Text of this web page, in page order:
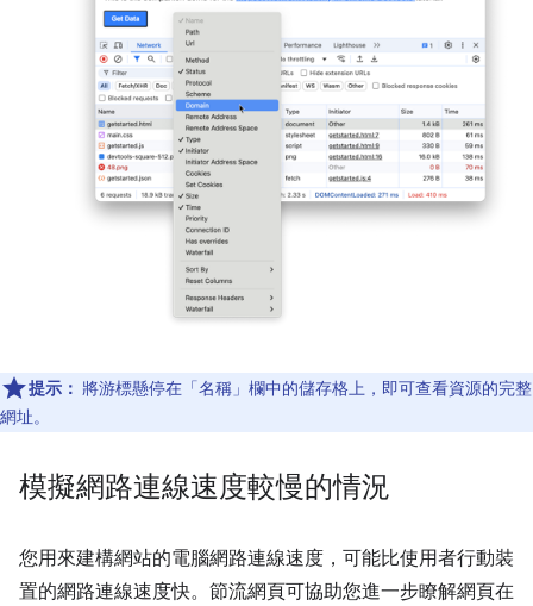
提示： 將游標懸停在「名稱」 欄中的儲存格上，即可查看資源的完整
網址。
模擬網路連線速度較慢的情況
您用來建構網站的電腦網路連線速度，可能比使用者行動裝
置的網路連線速度快。節流網頁可協助您進一步瞭解網頁在